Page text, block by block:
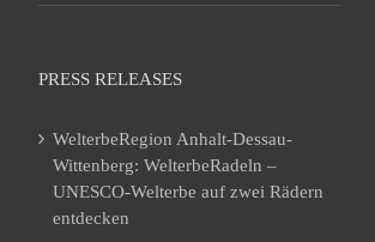
PRESS RELEASES
WelterbeRegion Anhalt-Dessau-
Wittenberg: WelterbeRadeln –
UNESCO-Welterbe auf zwei Rädern
entdecken